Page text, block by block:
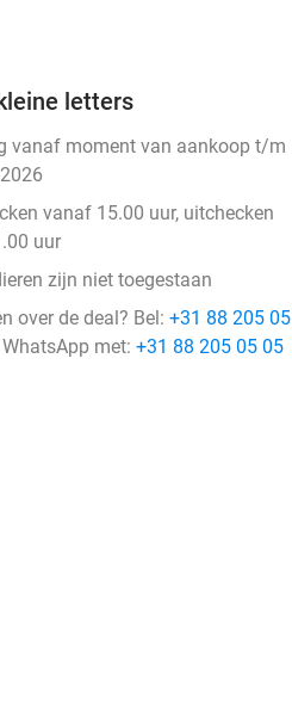
letters
vanaf moment van aankoop t/m
vanaf 15.00 uur, uitchecken
uur
zijn niet toegestaan
over de deal? Bel: +31 88 205 05
met: +31 88 205 05 05